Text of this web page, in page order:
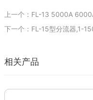
上一个：FL-13 5000A
下一个：FL-15型分流器,1-
相关产品